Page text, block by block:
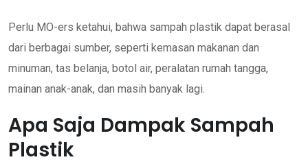
Perlu MO-ers ketahui, bahwa sampah plastik dapat berasal
dari berbagai sumber, seperti kemasan makanan dan
minuman, tas belanja, botol air, peralatan rumah tangga,
mainan anak-anak, dan masih banyak lagi.
Apa Saja Dampak Sampah
Plastik